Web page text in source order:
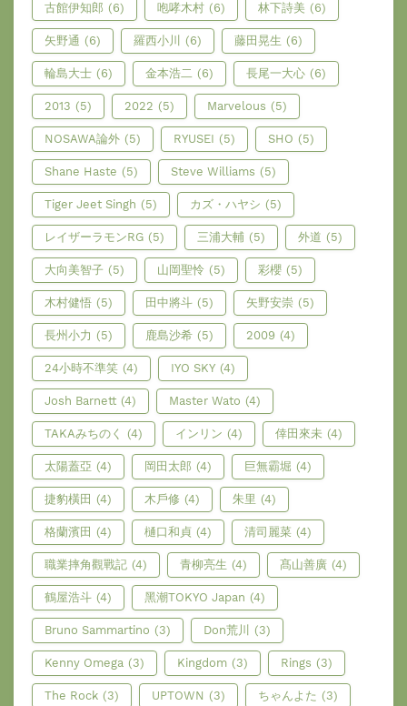
古館伊知郎 (6) 咆哮木村 (6) 林下詩美 (6)
矢野通 (6) 羅西小川 (6) 藤田晃生 (6)
輪島大士 (6) 金本浩二 (6) 長尾一大心 (6)
2013 (5) 2022 (5) Marvelous (5)
NOSAWA論外 (5) RYUSEI (5) SHO (5)
Shane Haste (5) Steve Williams (5)
Tiger Jeet Singh (5) カズ・ハヤシ (5)
レイザーラモンRG (5) 三浦大輔 (5) 外道 (5)
大向美智子 (5) 山岡聖怜 (5) 彩櫻 (5)
木村健悟 (5) 田中將斗 (5) 矢野安崇 (5)
長州小力 (5) 鹿島沙希 (5) 2009 (4)
24小時不準笑 (4) IYO SKY (4)
Josh Barnett (4) Master Wato (4)
TAKAみちのく (4) インリン (4) 倖田來未 (4)
太陽蓋亞 (4) 岡田太郎 (4) 巨無霸堀 (4)
捷豹橫田 (4) 木戶修 (4) 朱里 (4)
格蘭濱田 (4) 樋口和貞 (4) 清司麗菜 (4)
職業摔角觀戰記 (4) 青柳亮生 (4) 髙山善廣 (4)
鶴屋浩斗 (4) 黑潮TOKYO Japan (4)
Bruno Sammartino (3) Don荒川 (3)
Kenny Omega (3) Kingdom (3) Rings (3)
The Rock (3) UPTOWN (3) ちゃんよた (3)